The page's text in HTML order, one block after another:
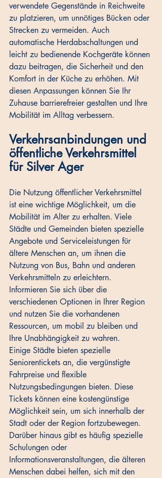
verwendete Gegenstände in Reichweite
zu platzieren, um unnötiges Bücken oder
Strecken zu vermeiden. Auch
automatische Herdabschaltungen und
leicht zu bedienende Kochgeräte können
dazu beitragen, die Sicherheit und den
Komfort in der Küche zu erhöhen. Mit
diesen Anpassungen können Sie Ihr
Zuhause barrierefreier gestalten und Ihre
Mobilität im Alltag verbessern.
Verkehrsanbindungen und
öffentliche Verkehrsmittel
für Silver Ager
Die Nutzung öffentlicher Verkehrsmittel
ist eine wichtige Möglichkeit, um die
Mobilität im Alter zu erhalten. Viele
Städte und Gemeinden bieten spezielle
Angebote und Serviceleistungen für
ältere Menschen an, um ihnen die
Nutzung von Bus, Bahn und anderen
Verkehrsmitteln zu erleichtern.
Informieren Sie sich über die
verschiedenen Optionen in Ihrer Region
und nutzen Sie die vorhandenen
Ressourcen, um mobil zu bleiben und
Ihre Unabhängigkeit zu wahren.
Einige Städte bieten spezielle
Seniorentickets an, die vergünstigte
Fahrpreise und flexible
Nutzungsbedingungen bieten. Diese
Tickets können eine kostengünstige
Möglichkeit sein, um sich innerhalb der
Stadt oder der Region fortzubewegen.
Darüber hinaus gibt es häufig spezielle
Schulungen oder
Informationsveranstaltungen, die älteren
Menschen dabei helfen, sich mit den